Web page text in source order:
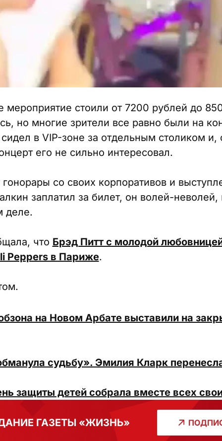
стоили от 7200 рублей до
но многие зрители все равно были на
в VIP-зоне за отдельным столиком и,
его не сильно интересовал.
со своих корпоративов и
заплатил за билет, он волей-неволей,
деле.
что Брэд Питт с молодой
Peppers в Париже.
на Новом Арбате выставили на
судьбу». Эмилия Кларк
защиты детей собрала вместе всех
ГАЗЕТЫ «ЖИЗНЬ»